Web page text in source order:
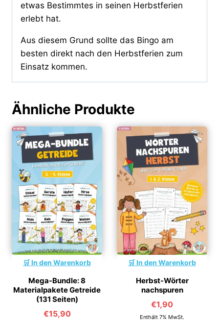
etwas Bestimmtes in seinen Herbstferien
erlebt hat.
Aus diesem Grund sollte das Bingo am
besten direkt nach den Herbstferien zum
Einsatz kommen.
Ähnliche Produkte
In den Warenkorb
Mega-Bundle: 8
Materialpakete Getreide
(131 Seiten)
€15,90
In den Warenkorb
Herbst-Wörter
nachspuren
€1,90
Enthält 7% MwSt.